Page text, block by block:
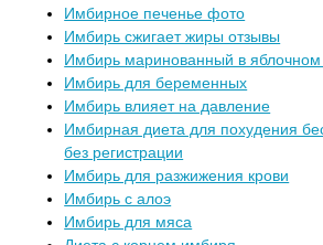
Имбирное печенье фото
Имбирь сжигает жиры отзывы
Имбирь маринованный в яблочном
Имбирь для беременных
Имбирь влияет на давление
Имбирная диета для похудения
без регистрации
Имбирь для разжижения крови
Имбирь с алоэ
Имбирь для мяса